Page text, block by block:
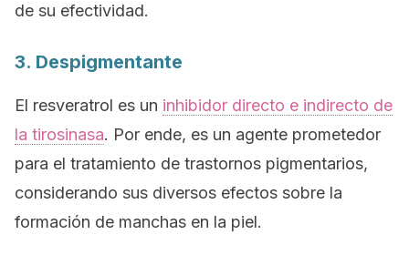
de su efectividad.
3. Despigmentante
El resveratrol es un inhibidor directo e indirecto de
la tirosinasa. Por ende, es un agente prometedor
para el tratamiento de trastornos pigmentarios,
considerando sus diversos efectos sobre la
formación de manchas en la piel.